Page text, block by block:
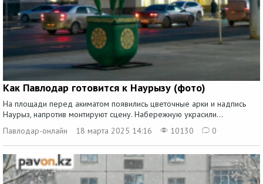
Как Павлодар готовится к Наурызу (фото)
На площади перед акиматом появились цветочные арки и надпись
Наурыз, напротив монтируют сцену. Набережную украсили...
Павлодар-онлайн
18 марта 2025 14:16 10130 0